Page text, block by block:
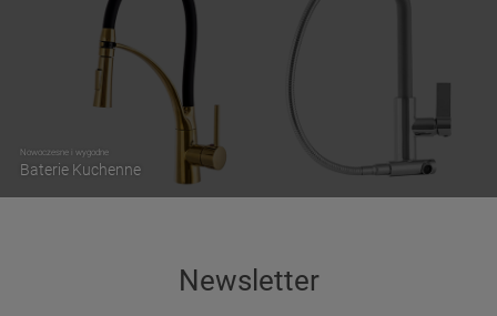
Nowoczesne i wygodne
Baterie Kuchenne
Newsletter